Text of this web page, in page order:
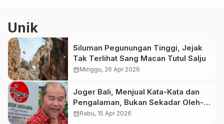
Unik
Siluman Pegunungan Tinggi, Jejak
Tak Terlihat Sang Macan Tutul Salju
calendar_monthMinggu, 26 Apr 2026
Joger Bali, Menjual Kata-Kata dan
Pengalaman, Bukan Sekadar Oleh-
Oleh
calendar_monthRabu, 15 Apr 2026